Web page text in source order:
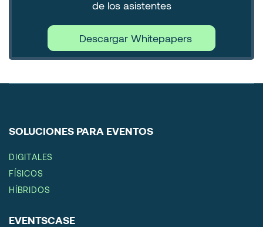
de los asistentes
Descargar Whitepapers
SOLUCIONES PARA EVENTOS
DIGITALES
FÍSICOS
HÍBRIDOS
EVENTSCASE